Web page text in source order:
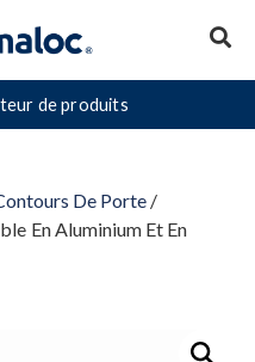
de produits
De Porte/
En Aluminium Et En